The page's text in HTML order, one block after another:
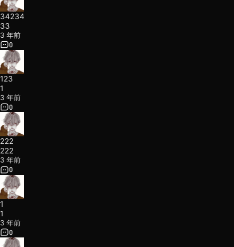
34234
33
3 年前
0
123
1
3 年前
0
222
222
3 年前
0
1
1
3 年前
0